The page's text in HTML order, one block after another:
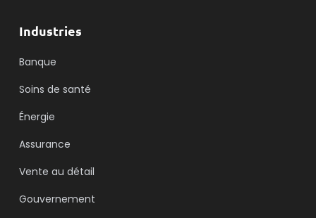
Industries
Banque
Soins de santé
Énergie
Assurance
Vente au détail
Gouvernement